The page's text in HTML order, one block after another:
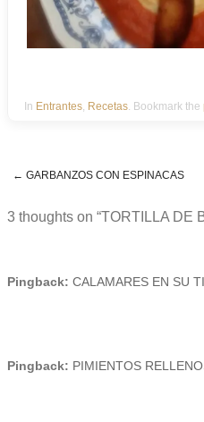
In Entrantes, Recetas. Bookmark the
← GARBANZOS CON ESPINACAS
3 thoughts on “TORTILLA DE
Pingback: CALAMARES EN SU
Pingback: PIMIENTOS